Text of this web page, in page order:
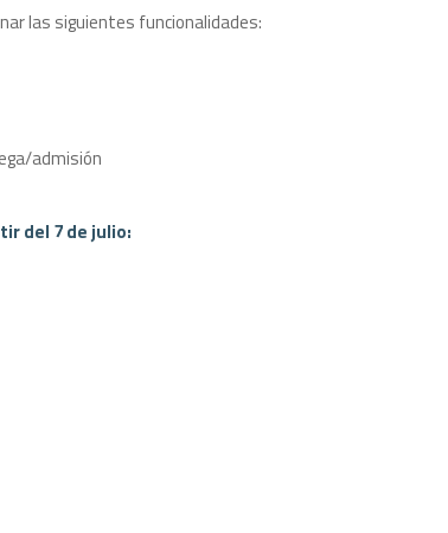
las siguientes funcionalidades:
admisión
del 7 de julio: